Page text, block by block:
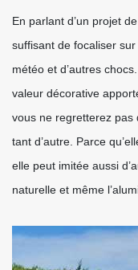
En parlant d’un projet
suffisant de focaliser
météo et d’autres
valeur décorative
vous ne regretterez pas
tant d’autre. Parce
elle peut imitée aussi
naturelle et même